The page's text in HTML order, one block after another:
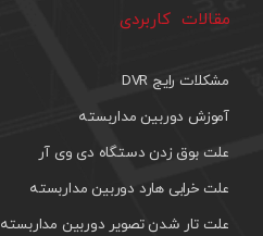
مقالات کاربردی
مشکلات رایج DVR
آموزش دوربین مداربسته
علت بوق زدن دستگاه دی وی آر
علت خرابی هارد دوربین مداربسته
علت تار شدن تصویر دوربین مداربسته